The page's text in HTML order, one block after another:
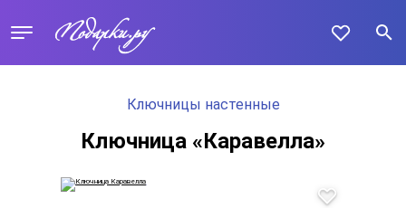
Ключницы настенные
Ключница «Каравелла»